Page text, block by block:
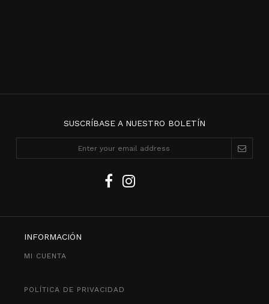
SUSCRÍBASE A NUESTRO BOLETÍN
INFORMACIÓN
MI CUENTA
POLÍTICA DE PRIVACIDAD